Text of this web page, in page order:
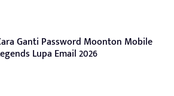
Ganti Password Moonton Mobile
Lupa Email 2026